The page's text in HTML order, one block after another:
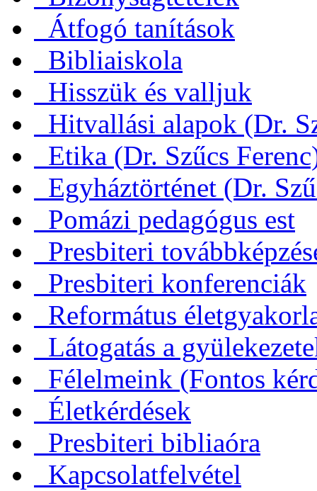
Átfogó tanítások
Bibliaiskola
Hisszük és valljuk
Hitvallási alapok (Dr.
Etika (Dr. Szűcs
Egyháztörténet (Dr.
Pomázi pedagógus est
Presbiteri
Presbiteri konferenciák
Református
Látogatás a
Félelmeink (Fontos
Életkérdések
Presbiteri bibliaóra
Kapcsolatfelvétel